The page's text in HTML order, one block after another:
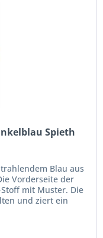
Spieth
Blau aus
Vorderseite der
mit Muster. Die
und ziert ein